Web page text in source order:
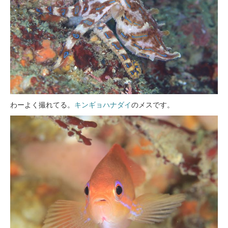
わーよく撮れてる。 キンギョハナダイのメスです。